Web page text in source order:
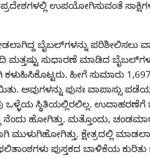
ಉಪಯೋಗಿಸುವಂತೆ
ಬೈಬಲ್‌ಗಳನ್ನು ಪರಿಶೀಲಿಸಲು
ಮತ್ತಷ್ಟು ಸುಧಾರಣೆ ಮಾಡಿದ
ಕಳುಹಿಸಿಕೊಟ್ಟರು. ಹೀಗೆ ಸುಮಾರು
ಅವುಗಳನ್ನು ಪುನಃ ವಾಪಾಸ್ಸು
ಒಳ್ಳೆಯ ಸ್ಥಿತಿಯಲ್ಲಿರಲಿಲ್ಲ. ಉದಾಹರಣೆಗೆ
ಹೋಗಿತ್ತು. ಮತ್ತೊಂದು,
ಮುಳುಗಿಹೋಗಿತ್ತು. ಕ್ಷೇತ್ರದಲ್ಲಿ
ಪುಸ್ತಕದ ಬಾಳಿಕೆಯ